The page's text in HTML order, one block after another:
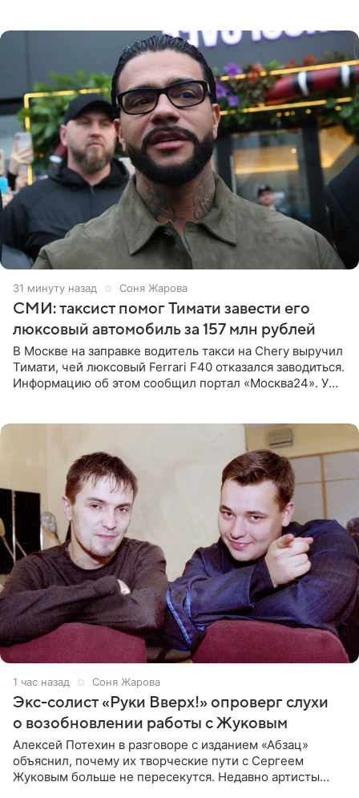
31 минуту назад Соня Жарова
СМИ: таксист помог Тимати завести его
люксовый автомобиль за 157 млн рублей
В Москве на заправке водитель такси на Chery выручил
Тимати, чей люксовый Ferrari F40 отказался заводиться.
Информацию об этом сообщил портал «Москва24». У
1 час назад Соня Жарова
Экс-солист «Руки Вверх!» опроверг слухи
о возобновлении работы с Жуковым
Алексей Потехин в разговоре с изданием «Абзац»
объяснил, почему их творческие пути с Сергеем
Жуковым больше не пересекутся. Недавно артисты